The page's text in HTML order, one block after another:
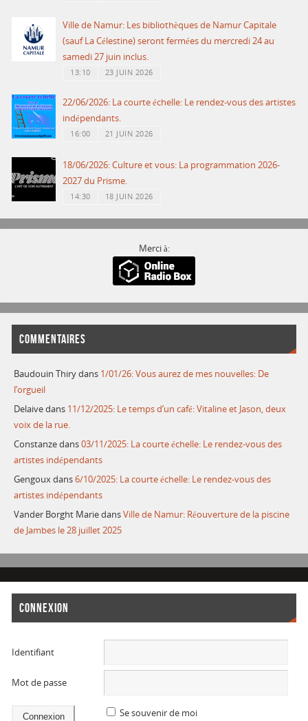
Ville de Namur: Les bibliothèques de Namur Capitale
(sauf La Célestine) seront fermées du mercredi 24 au
samedi 27 juin inclus.
13:10 23 JUIN 2026
22/06/2026: La courte échelle: Le rendez-vous des artistes
indépendants.
16:00 21 JUIN 2026
18/06/2026: Culture et vous: La programmation 2026-
2027 du Prisme.
14:30 18 JUIN 2026
Merci à:
COMMENTAIRES
Baudouin Thirydans 1/01/26: Vous aurez de mes nouvelles: De
l’orgueil
Delaivedans 11/12/2025: Le temps d’un café: Vitaline et Jason, deux
voix de la rue.
Constanzedans03/11/2025: La courte échelle: Le rendez-vous des
artistes indépendants
Gengouxdans6/10/2025: La courte échelle: Le rendez-vous des
artistes indépendants
Vander Borght MariedansVille de Namur: Réouverture de la piscine
de Jambes le 28 juillet 2025
CONNEXION
Identifiant
Mot de passe
Se souvenir de moi